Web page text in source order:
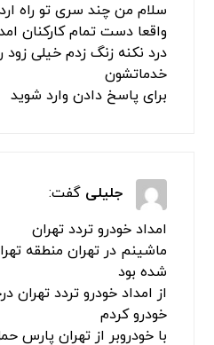
سلام من چند سری تو راه
واقعا دست تمام کارکنان
درد نکنه زنگ زدم خیلی
خدماتشون
برای پاسخ دادن وارد شوید
جلیلی گفت:
امداد خودرو تردد تهران
ماشینم در تهران منطقه
شده بود
از امداد خودرو تردد
خودرو کردم
با خودروبر از تهران پارس